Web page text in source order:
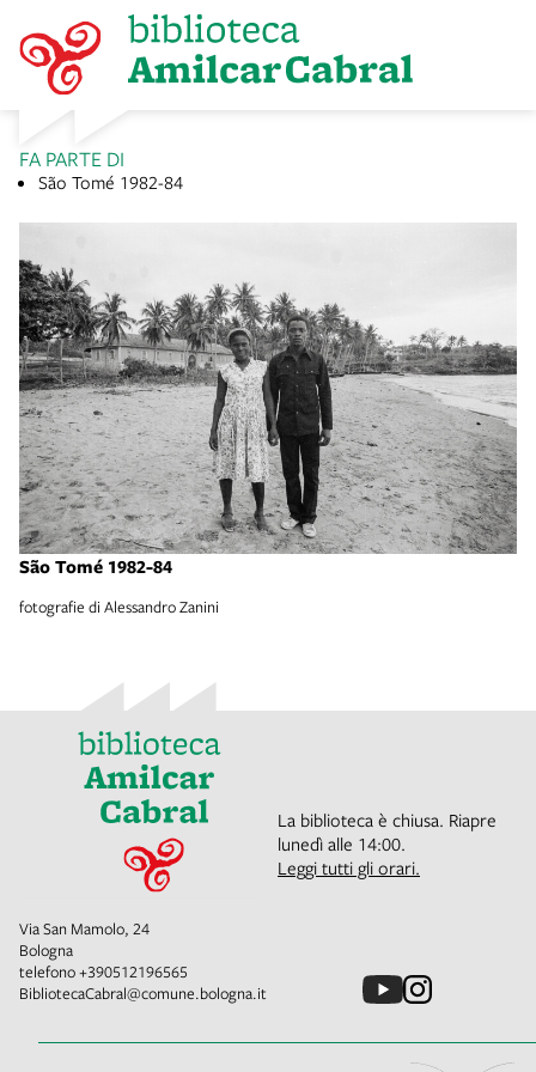
São Tomé 1982-84
fotografie di Alessandro Zanini
FA PARTE DI
São Tomé 1982-84
La biblioteca è chiusa. Riapre
lunedì alle 14:00.
Leggi tutti gli orari.
Via San Mamolo, 24
Bologna
telefono+390512196565
BibliotecaCabral@comune.bologna.it